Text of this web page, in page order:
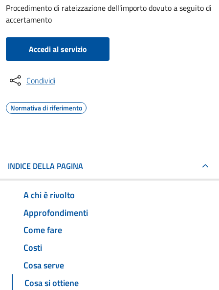
Procedimento di rateizzazione dell'importo dovuto a seguito di
accertamento
Accedi al servizio
Condividi
Normativa di riferimento
INDICE DELLA PAGINA
A chi è rivolto
Approfondimenti
Come fare
Costi
Cosa serve
Cosa si ottiene